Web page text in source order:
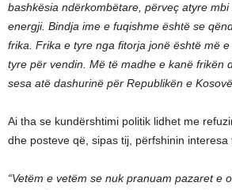
bashkësia ndërkombëtare, përveç atyre
energji. Bindja ime e fuqishme është se
frika. Frika e tyre nga fitorja jonë është më
tyre për vendin. Më të madhe e kanë frikën
sesa atë dashurinë për Republikën e Kosovë
Ai tha se kundërshtimi politik lidhet me
dhe posteve që, sipas tij, përfshinin interesa
“Vetëm e vetëm se nuk pranuam pazaret e